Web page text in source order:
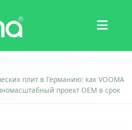
плит в Германию: как VOOMA
проект OEM в срок